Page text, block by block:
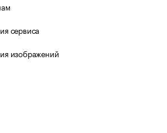
сервиса
изображений